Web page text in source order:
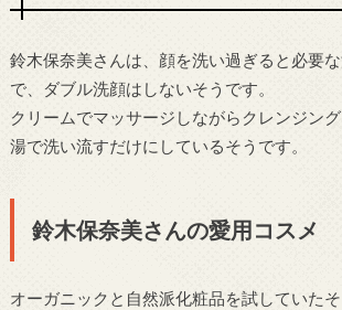
鈴木保奈美さんは、顔を洗い過ぎると必要
で、ダブル洗顔はしないそうです。
クリームでマッサージしながらクレンジン
湯で洗い流すだけにしているそうです。
鈴木保奈美さんの愛用コスメ
オーガニックと自然派化粧品を試していた